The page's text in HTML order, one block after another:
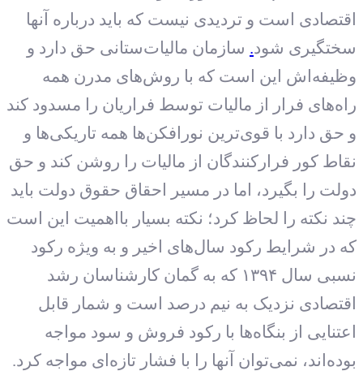
اقتصادی است و تردیدی نیست که باید درباره آنها
سختگیری شود. سازمان مالیات‌ستانی حق دارد و
وظیفه‌اش این است که با روش‌های مدرن همه
راه‌های فرار از مالیات توسط فراریان را مسدود کند
و حق دارد با قوی‌ترین نورافکن‌ها همه تاریکی‌ها و
نقاط کور فرارکنندگان از مالیات را روشن کند و حق
دولت را بگیرد، اما در مسیر احقاق حقوق دولت باید
چند نکته را لحاظ کرد؛ نکته بسیار بااهمیت این است
که در شرایط رکود سال‌های اخیر و به ویژه رکود
نسبی سال ۱۳۹۴ که به گمان کارشناسان رشد
اقتصادی نزدیک به نیم درصد است و شمار قابل
اعتنایی از بنگاه‌ها با رکود فروش و سود مواجه
بوده‌اند، نمی‌توان آنها را با فشار تازه‌ای مواجه کرد.